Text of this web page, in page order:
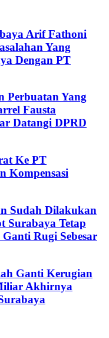
Arif Fathoni
Yang
Dengan PT
Perbuatan Yang
Fausta
Datangi DPRD
Ke PT
Kompensasi
Sudah Dilakukan
Surabaya Tetap
Rugi Sebesar
Ganti Kerugian
Akhirnya